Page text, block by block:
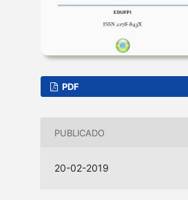
PDF
PUBLICADO
20-02-2019